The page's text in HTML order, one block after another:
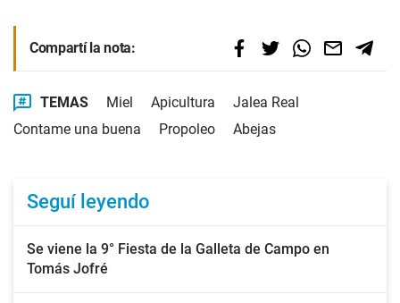
Compartí la nota:
TEMAS Miel Apicultura
Jalea Real
Contame una buena
Propoleo Abejas
Seguí leyendo
Se viene la 9° Fiesta de la Galleta de Campo en
Tomás Jofré